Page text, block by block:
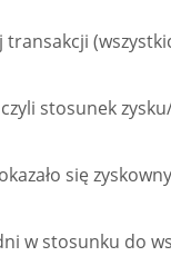
stosunek
się
w stosunku do